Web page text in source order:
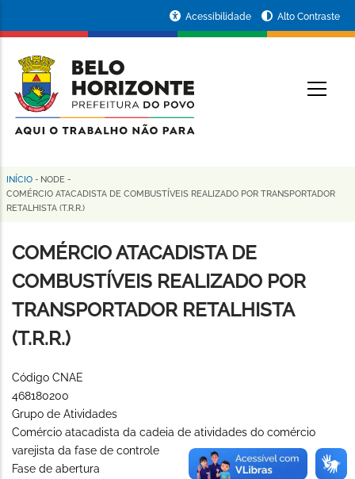
conteúdo
principal
da
Prefeitura
de
Horizonte
Acessibilidade Alto Contraste
Trilha
de
navegação
INÍCIO - NODE -
COMÉRCIO ATACADISTA DE COMBUSTÍVEIS REALIZADO POR TRANSPORTADOR
RETALHISTA (T.R.R.)
COMÉRCIO ATACADISTA DE
COMBUSTÍVEIS REALIZADO POR
TRANSPORTADOR RETALHISTA
(T.R.R.)
Código CNAE
468180200
Grupo de Atividades
Comércio atacadista da cadeia de atividades do comércio
varejista da fase de controle
Fase de abertura